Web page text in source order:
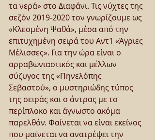
τα νερά» στο Διαφάνι. Τις νύχτες της
σεζόν 2019-2020 τον γνωρίζουμε ως
«Κλεομένη Ψαθά», μέσα από την
επιτυχημένη σειρά του Αντ1 «Άγριες
Μέλισσες». Για την ώρα είναι ο
αρραβωνιαστικός και μέλλων
σύζυγος της «Πηνελόπης
Σεβαστού», ο μυστηριώδης τύπος
της σειράς και ο άντρας με το
περίπλοκο και άγνωστο ακόμα
παρελθόν. Φαίνεται να είναι εκείνος
που μαίνεται να ανατρέψει την